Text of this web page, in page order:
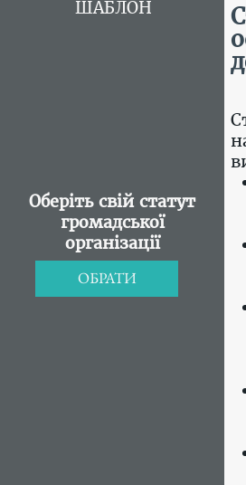
ШАБЛОН
Оберіть свій статут
громадської
організації
ОБРАТИ